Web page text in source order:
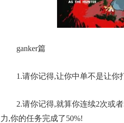
ganker篇
1.请你记得,让你中单不是让你打
2.请你记得,就算你连续2次或者
力,你的任务完成了50%!